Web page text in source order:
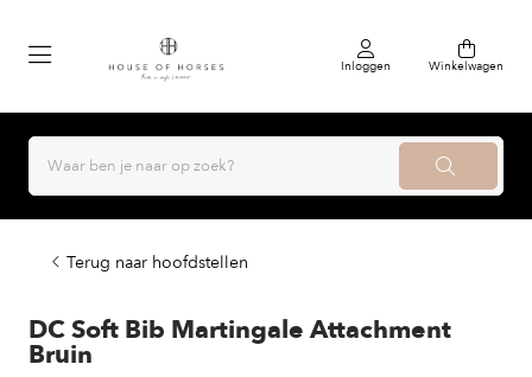
Inloggen Winkelwagen
Terug naar hoofdstellen
DC Soft Bib Martingale Attachment
Bruin